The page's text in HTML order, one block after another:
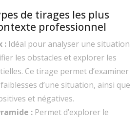
de tirages les plus
professionnel
: Idéal pour analyser une situation
les obstacles et explorer les
Ce tirage permet d’examiner
d’une situation, ainsi que
et négatives.
: Permet d’explorer le